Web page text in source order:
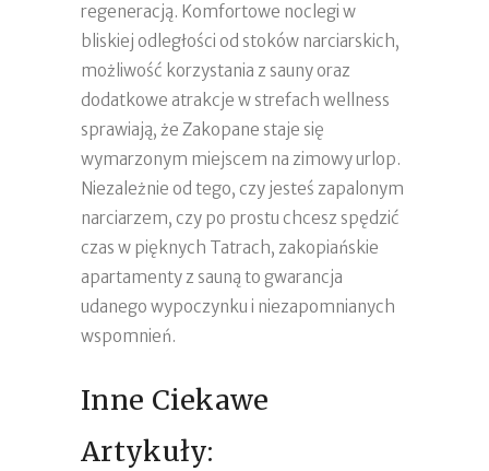
regeneracją. Komfortowe noclegi w
bliskiej odległości od stoków narciarskich,
możliwość korzystania z sauny oraz
dodatkowe atrakcje w strefach wellness
sprawiają, że Zakopane staje się
wymarzonym miejscem na zimowy urlop.
Niezależnie od tego, czy jesteś zapalonym
narciarzem, czy po prostu chcesz spędzić
czas w pięknych Tatrach, zakopiańskie
apartamenty z sauną to gwarancja
udanego wypoczynku i niezapomnianych
wspomnień.
Inne Ciekawe
Artykuły: